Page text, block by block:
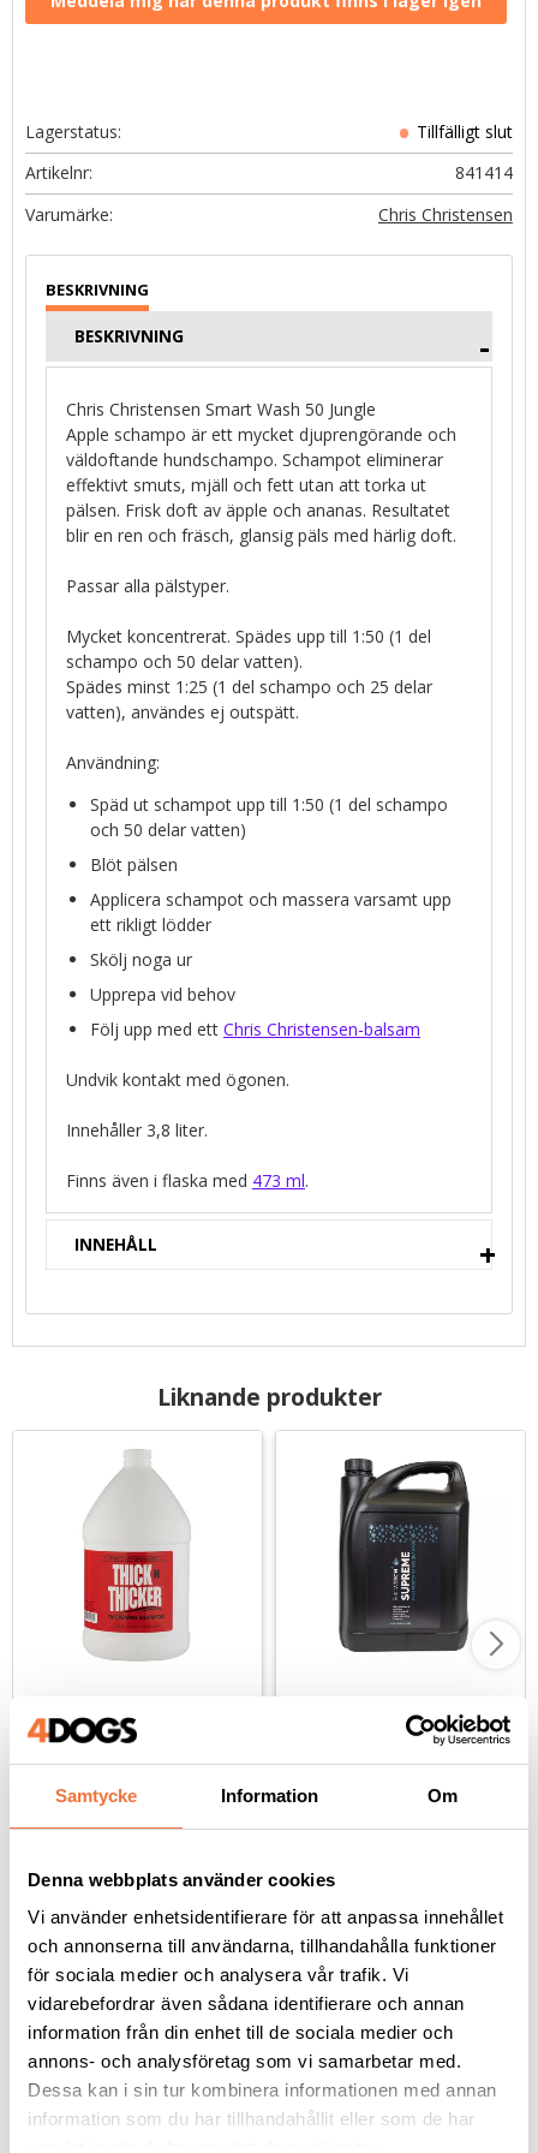
Samtycke Information Om
Denna webbplats använder cookies
Vi använder enhetsidentifierare för att anpassa innehållet
och annonserna till användarna, tillhandahålla funktioner
för sociala medier och analysera vår trafik. Vi
vidarebefordrar även sådana identifierare och annan
information från din enhet till de sociala medier och
annons- och analysföretag som vi samarbetar med.
Dessa kan i sin tur kombinera informationen med annan
information som du har tillhandahållit eller som de har
Lagerstatus
Artikelnr
841414
Chris Christensen
BESKRIVNING
Chris Christensen Smart Wash 50 Jungle
Apple schampo är ett mycket djuprengörande och
väldoftande hundschampo. Schampot eliminerar
effektivt smuts, mjäll och fett utan att torka ut
pälsen. Frisk doft av äpple och ananas. Resultatet
blir en ren och fräsch, glansig päls med härlig doft.
Passar alla pälstyper.
Mycket koncentrerat. Spädes upp till 1:50 (1 del
schampo och 50 delar vatten).
Spädes minst 1:25 (1 del schampo och 25 delar
vatten), användes ej outspätt.
Användning:
Späd ut schampot upp till 1:50 (1 del schampo
och 50 delar vatten)
Blöt pälsen
Applicera schampot och massera varsamt upp
ett rikligt lödder
Skölj noga ur
Upprepa vid behov
Följ upp med ett Chris Christensen-balsam
Undvik kontakt med ögonen.
Innehåller 3,8 liter.
Finns även i flaska med 473 ml.
INNEHÅLL
Liknande produkter
N Thicker schampo -
3,8 liter
995kr
schampo - 5 liter
849
Andra köpte även